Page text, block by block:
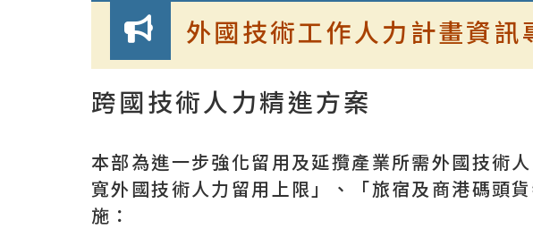
外國技術工作人力計畫資訊
跨國技術人力精進方案
本部為進一步強化留用及延攬產業所需外國技術
寬外國技術人力留用上限」、「旅宿及商港碼頭
施：